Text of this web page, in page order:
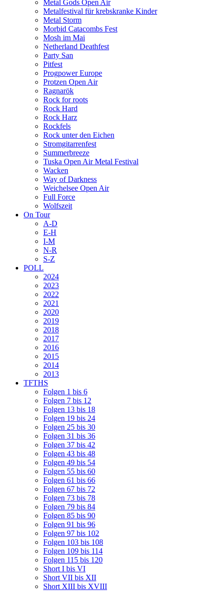
Metal Gods Open Air
Metalfestival für krebskranke Kinder
Metal Storm
Morbid Catacombs Fest
Mosh im Mai
Netherland Deathfest
Party San
Pitfest
Progpower Europe
Protzen Open Air
Ragnarök
Rock for roots
Rock Hard
Rock Harz
Rockfels
Rock unter den Eichen
Stromgitarrenfest
Summerbreeze
Tuska Open Air Metal Festival
Wacken
Way of Darkness
Weichelsee Open Air
Full Force
Wolfszeit
On Tour
A-D
E-H
I-M
N-R
S-Z
POLL
2024
2023
2022
2021
2020
2019
2018
2017
2016
2015
2014
2013
TFTHS
Folgen 1 bis 6
Folgen 7 bis 12
Folgen 13 bis 18
Folgen 19 bis 24
Folgen 25 bis 30
Folgen 31 bis 36
Folgen 37 bis 42
Folgen 43 bis 48
Folgen 49 bis 54
Folgen 55 bis 60
Folgen 61 bis 66
Folgen 67 bis 72
Folgen 73 bis 78
Folgen 79 bis 84
Folgen 85 bis 90
Folgen 91 bis 96
Folgen 97 bis 102
Folgen 103 bis 108
Folgen 109 bis 114
Folgen 115 bis 120
Short I bis VI
Short VII bis XII
Short XIII bis XVIII